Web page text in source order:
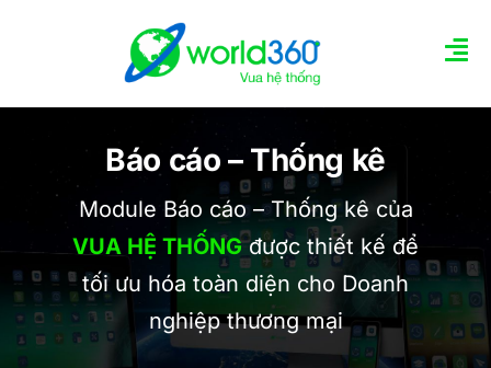
GIỚI THIỆU TÍNH NĂNG
Tin tức
Báo cáo – Thống kê
Module Báo cáo – Thống kê của
VUA HỆ THỐNGđược thiết kế để
tối ưu hóa toàn diện cho Doanh
nghiệp thương mại